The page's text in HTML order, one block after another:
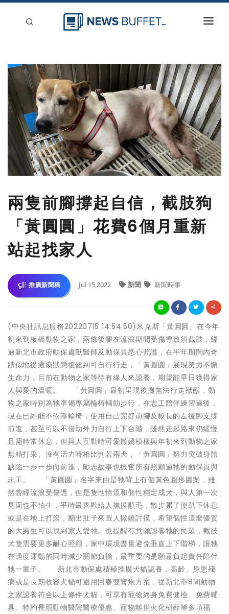
新聞稿分類
登入
刊登
兩隻前腳撐起自信，截肢狗
「黃圓圓」花費6個月重新
站起找家人
推廣新聞稿 Jul 15,2022 新聞 新聞時事
(中央社訊息服務20220715 14:54:50)米克斯「黃圓圓」在今年
初來到板橋動物之家，兩條後腿在流浪期間受傷導致須截肢，經
過新北市政府動保處獸醫師及動保員悉心照護，在半年期間內奇
蹟似地從癱瘓狀態復健到可自行行走，「黃圓圓」展現努力不懈
生命力，目前在動物之家等待有緣人來認養，期望能早日獲得家
人與愛的溫暖。 「黃圓圓」最初呈現後攤無法行走狀態，動
物之家特別為牠準備專屬輪椅輔助步行，在志工陪伴練習過後，
現在已經能不依靠輪椅，使用自己完好前腳及較長的左後腳支撐
前進，甚至可以不借助外力自行上下台階，雖然走起路來仍緩慢
且需時常休息，但與人互動時可愛撒嬌模樣與年初來到動物之家
無精打采、沒有活力時相比判若兩犬，「黃圓圓」努力突破身體
缺陷一步一步向前進，勵志故事也振奮所有照顧過牠的動保員與
志工。 「黃圓圓」名字來由是牠背上有個黃色圓形圖案，雖
然曾經流浪受傷過，但是隻性情溫和個性穩定成犬，與人第一次
見面也不怕生，平時最喜歡給人撫摸順毛，散步累了便趴下休息
或是在地上打滾，翻出肚子來跟人撒嬌討摸，希望個性這麼優質
的大男生可以找到家人愛牠。也提醒有意願認養牠的民眾，截肢
犬隻需要更多耐心照顧，家中環境盡量避免垂直上下階梯，讓牠
在適度運動的同時減少關節負擔，最重要的是願意負起責任陪伴
牠一輩子。 新北市動保處積極推廣犬貓認養，高齡、身患殘
病或是長期收容犬貓可適用回春雙響炮方案，從新北市8間動物
之家認養符合以上條件犬貓，可享有寵物終身免費健檢、免費輔
具、特約長照動物醫院醫療優惠、寵物離世火化樹葬等多項福